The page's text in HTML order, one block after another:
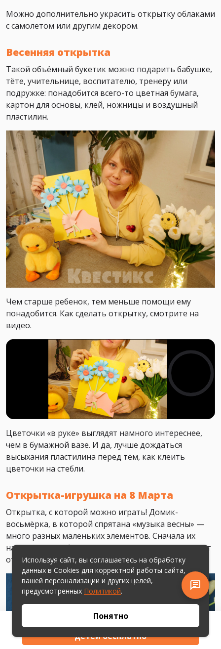
Можно дополнительно украсить открытку облаками
с самолетом или другим декором.
Весенняя открытка
Такой объёмный букетик можно подарить бабушке,
тёте, учительнице, воспитателю, тренеру или
подружке: понадобится всего-то цветная бумага,
картон для основы, клей, ножницы и воздушный
пластилин.
Чем старше ребенок, тем меньше помощи ему
понадобится. Как сделать открытку, смотрите на
видео.
Цветочки «в руке» выглядят намного интереснее,
чем в бумажной вазе. И да, лучше дождаться
высыхания пластилина перед тем, как клеить
цветочки на стебли.
Открытка-игрушка на 8 Марта
Открытка, с которой можно играть! Домик-
восьмёрка, в которой спрятана «музыка весны» —
много разных маленьких элементов. Сначала их
находит сам ребёнок, пока готовит и раскрашивает
открыточку, а затем – та, которой её подарили.
Используя сайт, вы соглашаетесь на обработку
данных в Cookies для корректной работы сайта,
вашей персонализации и других целей,
предусмотренных Политикой.
Понятно
детей бесплатно